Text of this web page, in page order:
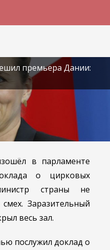
премьера Дании:
в парламенте
о цирковых
страны не
Заразительный
весь зал.
послужил доклад о